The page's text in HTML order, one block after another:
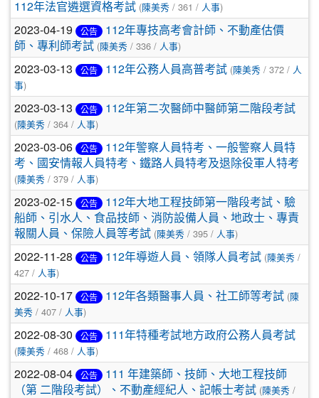
112年法官遴選資格考試 (陳美秀 / 361 / 人事)
2023-04-19 公告
112年專技高考會計師、不動產估價
師、專利師考試 (陳美秀 / 336 / 人事)
2023-03-13 公告 112年公務人員高普考試 (陳美秀 / 372 / 人
事)
2023-03-13 公告 112年第二次醫師中醫師第二階段考試
(陳美秀 / 364 / 人事)
2023-03-06 公告
112年警察人員特考、一般警察人員特
考、國安情報人員特考、鐵路人員特考及退除役軍人特考
(陳美秀 / 379 / 人事)
2023-02-15 公告
112年大地工程技師第一階段考試、驗
船師、引水人、食品技師、消防設備人員、地政士、專責
報關人員、保險人員等考試 (陳美秀 / 395 / 人事)
2022-11-28 公告 112年導遊人員、領隊人員考試 (陳美秀 /
427 / 人事)
2022-10-17 公告 112年各類醫事人員、社工師等考試 (陳
美秀 / 407 / 人事)
2022-08-30 公告 111年特種考試地方政府公務人員考試
(陳美秀 / 468 / 人事)
2022-08-04 公告
111 年建築師、技師、大地工程技師
（第 二階段考試）、不動產經紀人、記帳士考試 (陳美秀 /